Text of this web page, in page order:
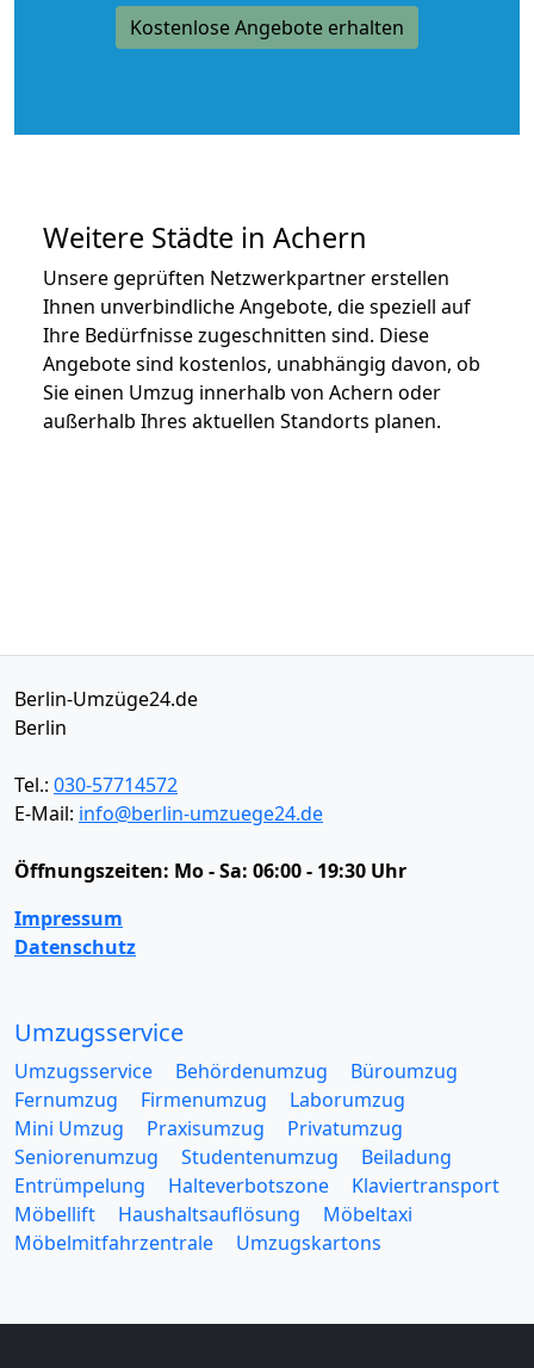
Kostenlose Angebote erhalten
Weitere Städte in Achern
Unsere geprüften Netzwerkpartner erstellen
Ihnen unverbindliche Angebote, die speziell auf
Ihre Bedürfnisse zugeschnitten sind. Diese
Angebote sind kostenlos, unabhängig davon, ob
Sie einen Umzug innerhalb von Achern oder
außerhalb Ihres aktuellen Standorts planen.
Berlin-Umzüge24.de
Berlin
Tel.: 030-57714572
E-Mail: info@berlin-umzuege24.de
Öffnungszeiten: Mo - Sa: 06:00 - 19:30 Uhr
Impressum
Datenschutz
Umzugsservice
Umzugsservice Behördenumzug
Büroumzug
Fernumzug
Firmenumzug
Laborumzug
Mini Umzug
Praxisumzug
Privatumzug
Seniorenumzug
Studentenumzug
Beiladung
Entrümpelung
Halteverbotszone
Klaviertransport
Möbellift
Haushaltsauflösung
Möbeltaxi
Möbelmitfahrzentrale
Umzugskartons